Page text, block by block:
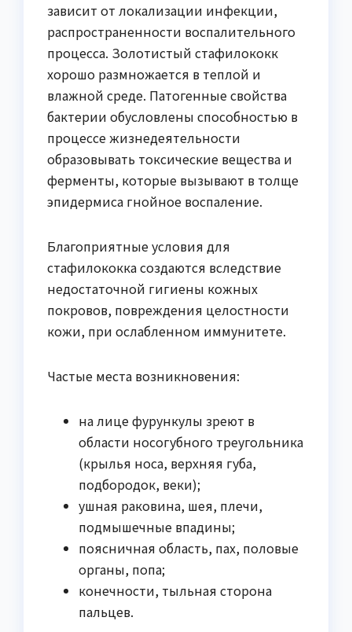
зависит от локализации инфекции,
распространенности воспалительного
процесса. Золотистый стафилококк
хорошо размножается в теплой и
влажной среде. Патогенные свойства
бактерии обусловлены способностью в
процессе жизнедеятельности
образовывать токсические вещества и
ферменты, которые вызывают в толще
эпидермиса гнойное воспаление.
Благоприятные условия для
стафилококка создаются вследствие
недостаточной гигиены кожных
покровов, повреждения целостности
кожи, при ослабленном иммунитете.
Частые места возникновения:
на лице фурункулы зреют в
области носогубного треугольника
(крылья носа, верхняя губа,
подбородок, веки);
ушная раковина, шея, плечи,
подмышечные впадины;
поясничная область, пах, половые
органы, попа;
конечности, тыльная сторона
пальцев.